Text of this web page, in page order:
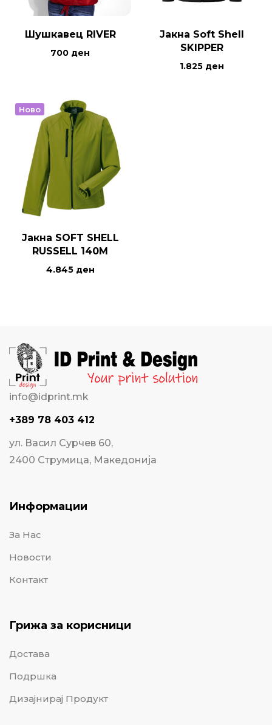
Шушкавец RIVER
700 ден
Јакна Soft Shell
SKIPPER
1.825 ден
Ново
Јакна SOFT SHELL
RUSSELL 140M
4.845 ден
info@idprint.mk
+389 78 403 412
ул. Васил Сурчев 60,
2400 Струмица, Македонија
Информации
За Нас
Новости
Контакт
Грижа за корисници
Достава
Подршка
Дизајнирај Продукт